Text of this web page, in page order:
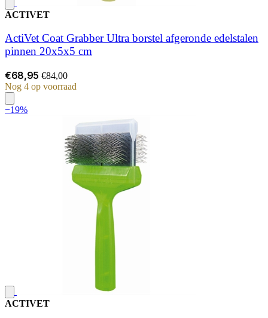
ACTIVET
ActiVet Coat Grabber Ultra borstel afgeronde edelstalen
pinnen 20x5x5 cm
€68,95 €84,00
Nog 4 op voorraad
−19%
ACTIVET